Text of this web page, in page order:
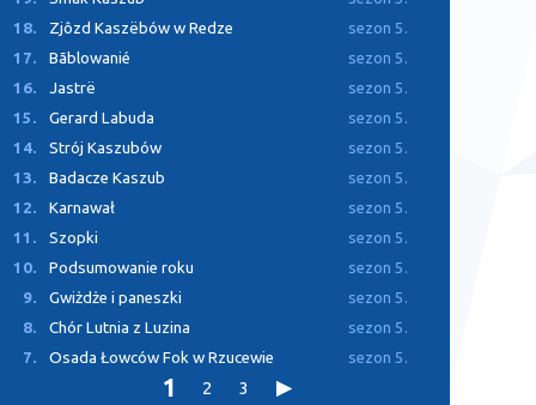
18.
Zjôzd Kaszëbów w Redze
sezon 5.
17.
Bãblowanié
sezon 5.
16.
Jastrë
sezon 5.
15.
Gerard Labuda
sezon 5.
14.
Strój Kaszubów
sezon 5.
13.
Badacze Kaszub
sezon 5.
12.
Karnawał
sezon 5.
11.
Szopki
sezon 5.
10.
Podsumowanie roku
sezon 5.
9.
Gwiżdże i paneszki
sezon 5.
8.
Chór Lutnia z Luzina
sezon 5.
7.
Osada Łowców Fok w Rzucewie sezon 5.
1 2 3